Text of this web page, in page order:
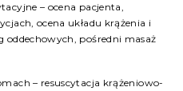
– ocena pacjenta,
ocena układu krążenia i
oddechowych, pośredni masaż
– resuscytacja krążeniowo-